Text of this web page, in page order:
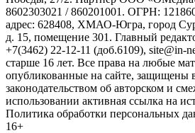
8602303021 / 860201001. ОГРН:
адрес: 628408, ХМАО-Югра, город
д. 15, помещение 301. Главный
+7(3462) 22-12-11 (доб.6109), site@in-
старше 16 лет. Все права на любые
опубликованные на сайте, защищены
законодательством об авторском и
использовании активная ссылка на
Политика обработки персональных
16+